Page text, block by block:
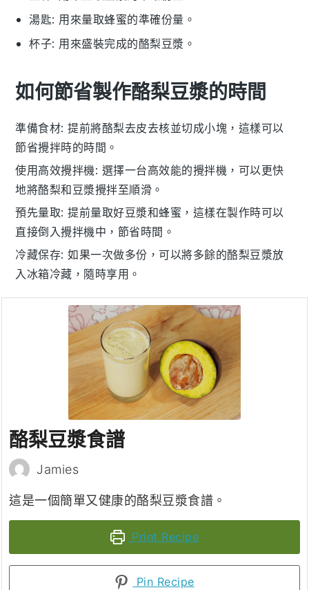
湯匙: 用來量取蜂蜜的準確份量。
杯子: 用來盛裝完成的酪梨豆漿。
如何節省製作酪梨豆漿的時間
準備食材: 提前將酪梨去皮去核並切成小塊，這樣可以
節省攪拌時的時間。
使用高效攪拌機: 選擇一台高效能的攪拌機 ，可以更快
地將酪梨和豆漿攪拌至順滑。
預先量取: 提前量取好豆漿和蜂蜜 ，這樣在製作時可以
直接倒入攪拌機中，節省時間。
冷藏保存: 如果一次做多份，可以將多餘的酪梨豆漿放
入冰箱冷藏，隨時享用。
酪梨豆漿食譜
Jamies
這是一個簡單又健康的酪梨豆漿食譜。
Print Recipe
Pin Recipe